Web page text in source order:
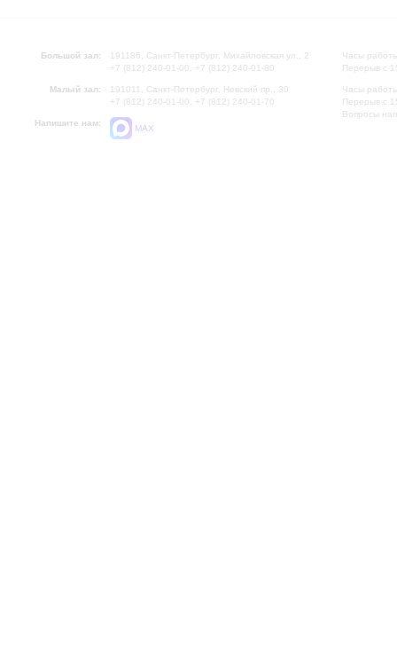
Большой зал:
191186, Санкт-Петербург, Михайловская ул., 2
+7 (812) 240-01-00, +7 (812) 240-01-80
Малый зал:
191011, Санкт-Петербург, Невский пр., 30
+7 (812) 240-01-00, +7 (812) 240-01-70
Напишите нам:
MAX
Часы
Перерыв с
Часы
Перерыв с
Вопросы